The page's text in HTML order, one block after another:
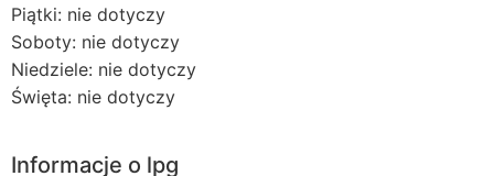
Piątki: nie dotyczy
Soboty: nie dotyczy
Niedziele: nie dotyczy
Święta: nie dotyczy
Informacje o lpg